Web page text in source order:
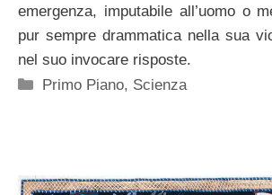
emergenza, imputabile all’uomo o
pur sempre drammatica nella sua
nel suo invocare risposte.
Categorie
Primo Piano, Scienza